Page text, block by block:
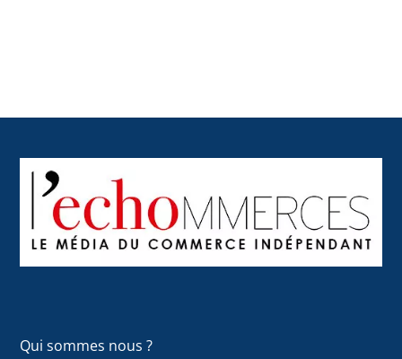
To
Top
Qui sommes nous ?